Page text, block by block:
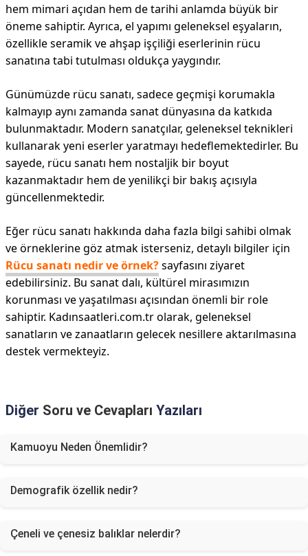
hem mimari açıdan hem de tarihi anlamda büyük bir
öneme sahiptir. Ayrıca, el yapımı geleneksel eşyaların,
özellikle seramik ve ahşap işçiliği eserlerinin rücu
sanatına tabi tutulması oldukça yaygındır.
Günümüzde rücu sanatı, sadece geçmişi korumakla
kalmayıp aynı zamanda sanat dünyasına da katkıda
bulunmaktadır. Modern sanatçılar, geleneksel teknikleri
kullanarak yeni eserler yaratmayı hedeflemektedirler. Bu
sayede, rücu sanatı hem nostaljik bir boyut
kazanmaktadır hem de yenilikçi bir bakış açısıyla
güncellenmektedir.
Eğer rücu sanatı hakkında daha fazla bilgi sahibi olmak
ve örneklerine göz atmak isterseniz, detaylı bilgiler için
Rücu sanatı nedir ve örnek?sayfasını ziyaret
edebilirsiniz. Bu sanat dalı, kültürel mirasımızın
korunması ve yaşatılması açısından önemli bir role
sahiptir. Kadınsaatleri.com.tr olarak, geleneksel
sanatların ve zanaatların gelecek nesillere aktarılmasına
destek vermekteyiz.
Diğer Soru ve Cevapları Yazıları
Kamuoyu Neden Önemlidir?
Demografik özellik nedir?
Çeneli ve çenesiz balıklar nelerdir?